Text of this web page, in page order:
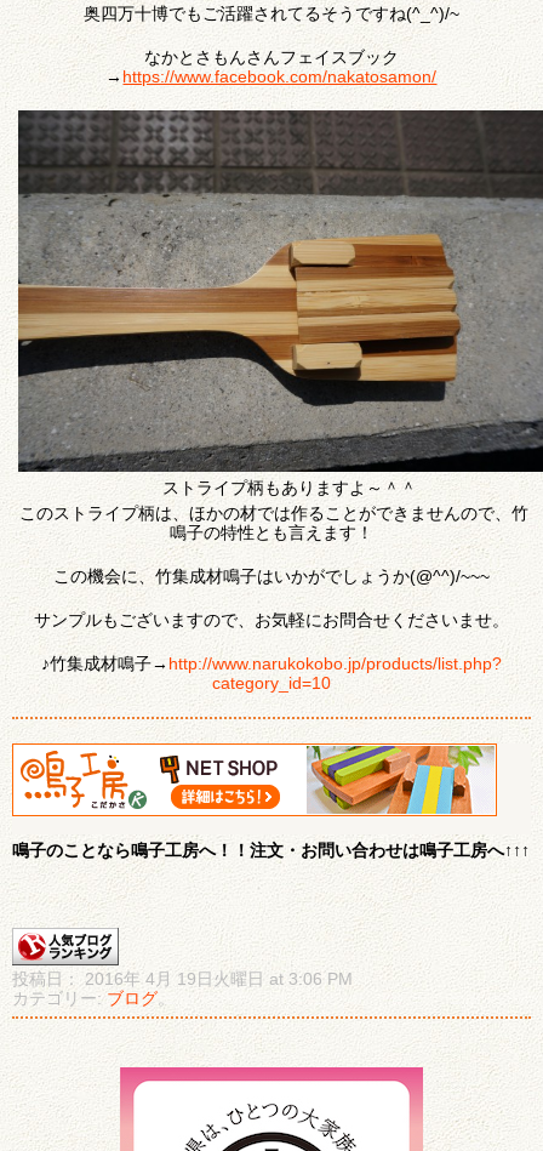
奥四万十博でもご活躍されてるそうですね(^_^)/~
なかとさもんさんフェイスブック
→https://www.facebook.com/nakatosamon/
ストライプ柄もありますよ～＾＾
このストライプ柄は、ほかの材では作ることができませんので、竹
鳴子の特性とも言えます！
この機会に、竹集成材鳴子はいかがでしょうか(@^^)/~~~
サンプルもございますので、お気軽にお問合せくださいませ。
♪竹集成材鳴子→ http://www.narukokobo.jp/products/list.php?
category_id=10
鳴子のことなら鳴子工房へ！！注文・お問い合わせは鳴子工房へ↑↑↑
投稿日： 2016年 4月 19日火曜日 at 3:06 PM
カテゴリー: ブログ。